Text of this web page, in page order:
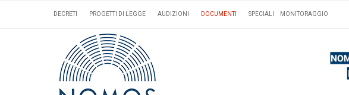
DECRETI PROGETTI DI LEGGE AUDIZIONI DOCUMENTI SPECIALI MONITORAGGIO